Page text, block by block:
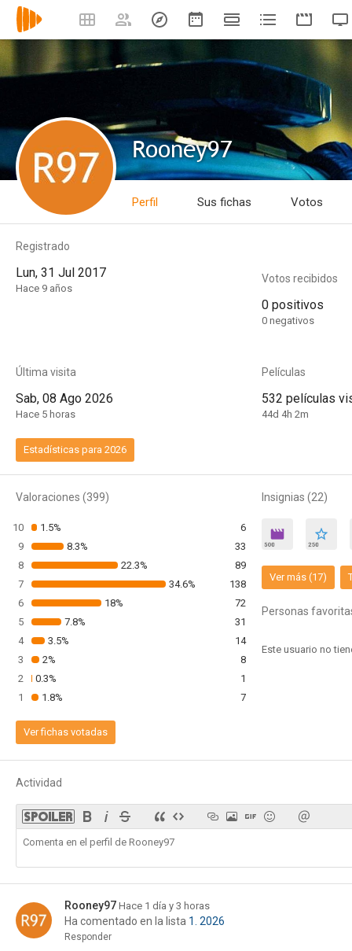
Rooney97
Perfil Sus fichas Votos
Registrado
Lun, 31 Jul 2017
Hace 9 años
Votos recibidos
0 positivos
0 negativos
Última visita
Sab, 08 Ago 2026
Hace 5 horas
Películas
532 películas
44d 4h 2m
Estadísticas para 2026
Valoraciones (399)
10
1.5%
9
8.3%
8
22.3%
7
34.6%
6
18%
5
7.8%
4
3.5%
3
2%
2
0.3%
1
1.8%
6
33
89
138
72
31
14
8
1
7
Ver fichas votadas
Insignias (22)
Ver más (17)
Personas
Actividad
Rooney97 Hace 1 día y 3 horas
Ha comentado en la lista 1. 2026
Responder